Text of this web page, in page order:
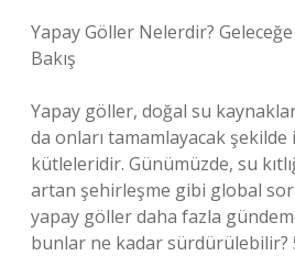
Yapay Göller Nelerdir?
Bakış
Yapay göller, doğal su
da onları tamamlayacak
kütleleridir. Günümüzde, su
artan şehirleşme gibi global
yapay göller daha fazla
bunlar ne kadar sürdürülebilir?